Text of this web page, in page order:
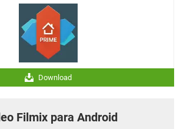
Download
Filmix para Android